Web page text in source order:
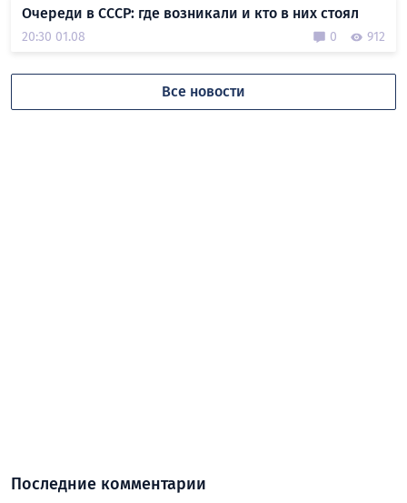
Очереди в СССР: где возникали и кто в них стоял
20:30 01.08 0 912
Все новости
Последние комментарии